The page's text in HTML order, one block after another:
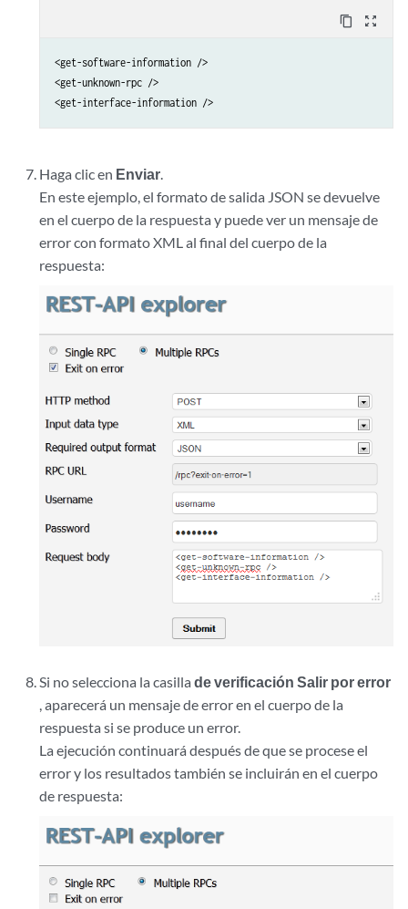
content_copy zoom_out_map
<get-software-information />
<get-unknown-rpc />
<get-interface-information />
Haga clic en Enviar.
En este ejemplo, el formato de salida JSON se devuelve
en el cuerpo de la respuesta y puede ver un mensaje de
error con formato XML al final del cuerpo de la
respuesta:
Si no selecciona la casillade verificación Salir por error
, aparecerá un mensaje de error en el cuerpo de la
respuesta si se produce un error.
La ejecución continuará después de que se procese el
error y los resultados también se incluirán en el cuerpo
de respuesta: